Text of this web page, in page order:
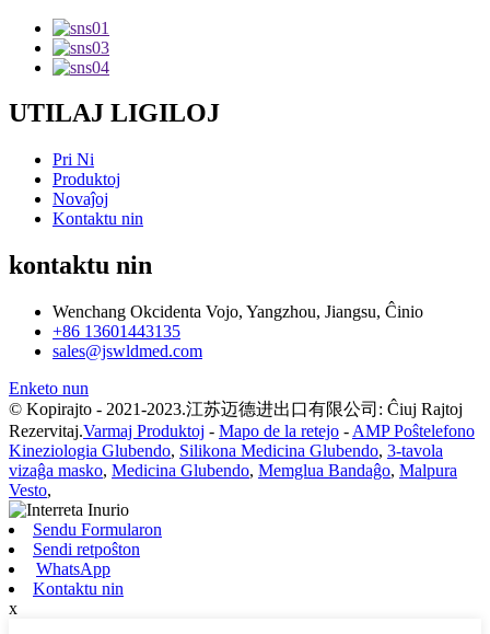
UTILAJ LIGILOJ
Pri Ni
Produktoj
Novaĵoj
Kontaktu nin
kontaktu nin
Wenchang Okcidenta Vojo, Yangzhou, Jiangsu, Ĉinio
+86 13601443135
sales@jswldmed.com
Enketo nun
© Kopirajto - 2021-2023.江苏迈德进出口有限公司: Ĉiuj Rajtoj
Rezervitaj.Varmaj Produktoj - Mapo de la retejo - AMP Poŝtelefono
Kineziologia Glubendo, Silikona Medicina Glubendo, 3-tavola
vizaĝa masko, Medicina Glubendo, Memglua Bandaĝo, Malpura
Vesto,
Sendu Formularon
Sendi retpoŝton
WhatsApp
Kontaktu nin
x